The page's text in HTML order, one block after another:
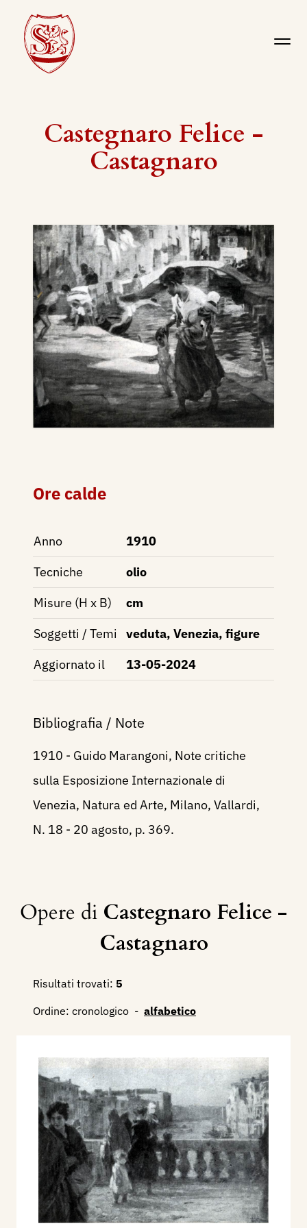
Castegnaro Felice -
Castagnaro
Ore calde
Anno
1910
Tecniche
olio
Misure (H x B)
cm
Soggetti / Temi
veduta, Venezia, figure
Aggiornato il
13-05-2024
Bibliografia / Note
1910 - Guido Marangoni, Note critiche
sulla Esposizione Internazionale di
Venezia, Natura ed Arte, Milano, Vallardi,
N. 18 - 20 agosto, p. 369.
Opere di Castegnaro Felice -
Castagnaro
Risultati trovati: 5
Ordine: cronologico - alfabetico